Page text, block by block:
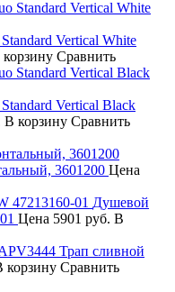
Vertical White
Сравнить
Vertical Black
В корзину Сравнить
3601200 Цена
Душевой
Цена 5901 руб. В
Трап сливной
корзину Сравнить